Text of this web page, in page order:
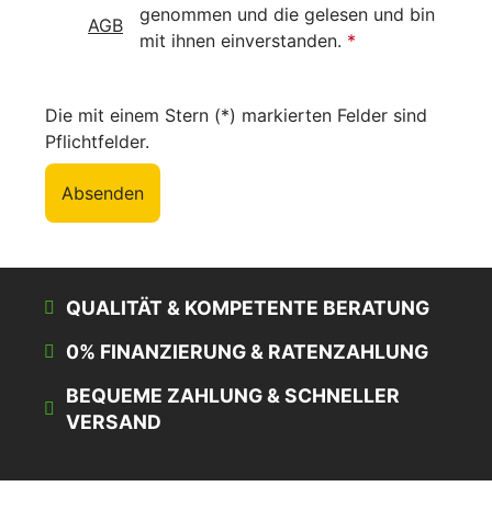
genommen und die
AGB
gelesen und bin
mit ihnen einverstanden. *
Die mit einem Stern (*) markierten Felder sind
Pflichtfelder.
Absenden
QUALITÄT & KOMPETENTE BERATUNG
0% FINANZIERUNG & RATENZAHLUNG
BEQUEME ZAHLUNG & SCHNELLER
VERSAND